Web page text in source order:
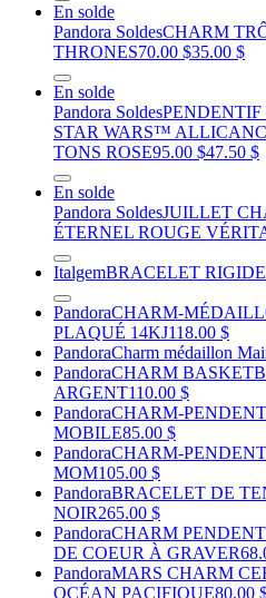
En solde
Pandora SoldesCHARM
THRONES70.00 $35.00 $
En solde
Pandora Soldes
STAR WARS™
TONS ROSE95.00 $47.50 $
En solde
Pandora SoldesJUILLET
ÉTERNEL ROUGE
ItalgemBRACELET
PandoraCHARM-
PLAQUÉ 14KJ118.00 $
PandoraCharm médaillon
PandoraCHARM
ARGENT110.00 $
PandoraCHARM-
MOBILE85.00 $
PandoraCHARM-
MOM105.00 $
PandoraBRACELET DE
NOIR265.00 $
PandoraCHARM
DE COEUR À GRAVER
PandoraMARS CHARM
OCÉAN PACIFIQUE80.00